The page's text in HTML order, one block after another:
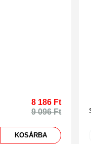
8 186 Ft
9 096 Ft
KOSÁRBA